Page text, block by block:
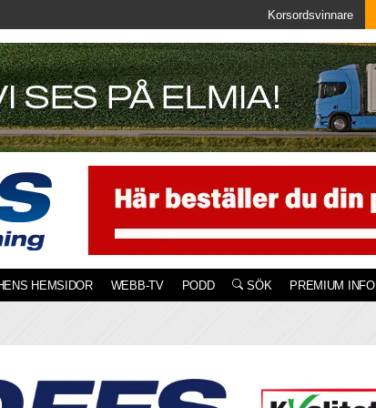
Korsordsvinnare
HEMSIDOR WEBB-TV PODD SÖK PREMIUM INFO